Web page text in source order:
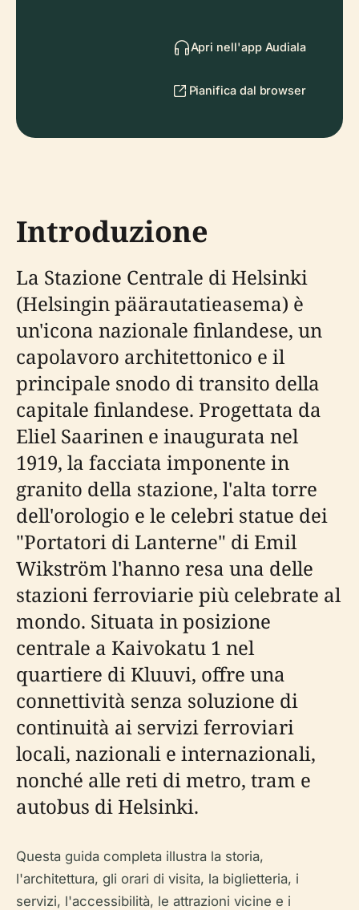
Apri nell'app Audiala
Pianifica dal browser
Introduzione
La Stazione Centrale di Helsinki
(Helsingin päärautatieasema) è
un'icona nazionale finlandese, un
capolavoro architettonico e il
principale snodo di transito della
capitale finlandese. Progettata da
Eliel Saarinen e inaugurata nel
1919, la facciata imponente in
granito della stazione, l'alta torre
dell'orologio e le celebri statue dei
"Portatori di Lanterne" di Emil
Wikström l'hanno resa una delle
stazioni ferroviarie più celebrate al
mondo. Situata in posizione
centrale a Kaivokatu 1 nel
quartiere di Kluuvi, offre una
connettività senza soluzione di
continuità ai servizi ferroviari
locali, nazionali e internazionali,
nonché alle reti di metro, tram e
autobus di Helsinki.
Questa guida completa illustra la storia,
l'architettura, gli orari di visita, la biglietteria, i
servizi, l'accessibilità, le attrazioni vicine e i